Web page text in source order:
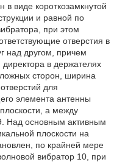
в виде короткозамкнутой
и равной по
при этом
отверстия в
над другом, причем
в держателях
сторон, ширина
для
элемента антенны
а между
Над основным активным
плоскости на
по крайней мере
вибратор 10, при